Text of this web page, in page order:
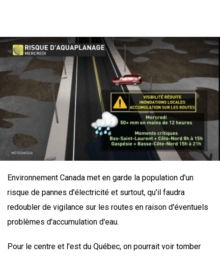
Environnement Canada met en garde la population d'un
risque de pannes d'électricité et surtout, qu'il faudra
redoubler de vigilance sur les routes en raison d'éventuels
problèmes d'accumulation d'eau.
Pour le centre et l'est du Québec, on pourrait voir tomber